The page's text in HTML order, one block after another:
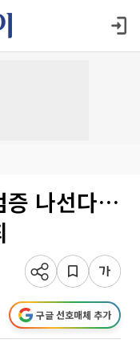
증 나선다…
구글 선호매체 추가